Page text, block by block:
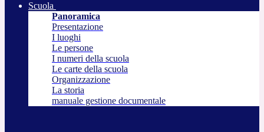
Scuola
Panoramica
Presentazione
I luoghi
Le persone
I numeri della scuola
Le carte della scuola
Organizzazione
La storia
manuale gestione documentale